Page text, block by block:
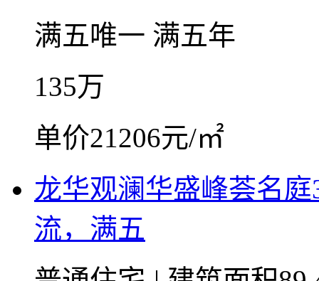
满五唯一 满五年
135万
单价21206元/㎡
龙华观澜华盛峰荟名
流，满五